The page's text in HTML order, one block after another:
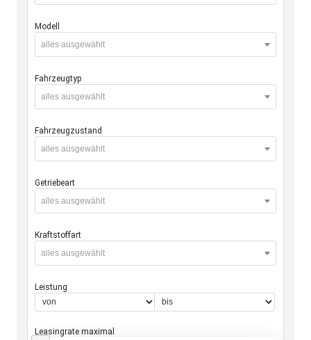
Modell
alles ausgewählt
Fahrzeugtyp
alles ausgewählt
Fahrzeugzustand
alles ausgewählt
Getriebeart
alles ausgewählt
Kraftstoffart
alles ausgewählt
Leistung
Leasingrate maximal